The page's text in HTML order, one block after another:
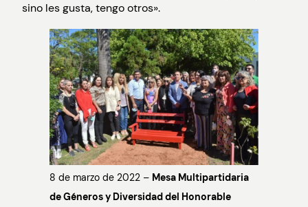
sino les gusta, tengo otros».
8 de marzo de 2022 – Mesa Multipartidaria
de Géneros y Diversidad del Honorable